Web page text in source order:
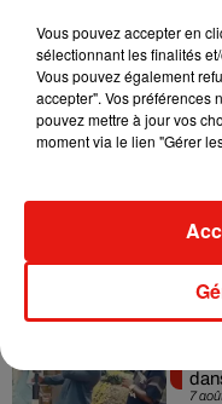
7
7
7
Vous pouvez accepter en
sélectionnant les finalités
Vous pouvez également
accepter". Vos préférences
pouvez mettre à jour vos
moment via le lien "Gérer